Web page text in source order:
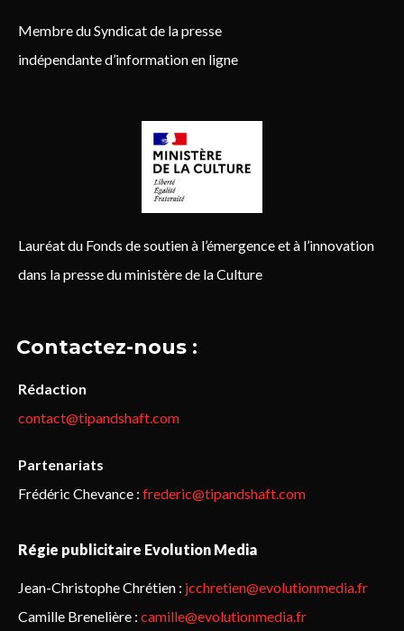
Membre du Syndicat de la presse
indépendante d’information en ligne
Lauréat du Fonds de soutien à l’émergence et à l’innovation
dans la presse du ministère de la Culture
Contactez-nous :
Rédaction
contact@tipandshaft.com
Partenariats
Frédéric Chevance : frederic@tipandshaft.com
Régie publicitaire Evolution Media
Jean-Christophe Chrétien : jcchretien@evolutionmedia.fr
Camille Brenelière : camille@evolutionmedia.fr